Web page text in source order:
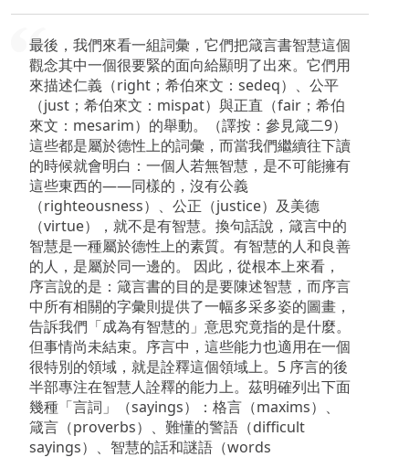
最後，我們來看一組詞彙，它們把箴言書智慧這個
觀念其中一個很要緊的面向給顯明了出來。它們用
來描述仁義（right；希伯來文：sedeq）、公平
（just；希伯來文：mispat）與正直（fair；希伯
來文：mesarim）的舉動。（譯按：參見箴二9）
這些都是屬於德性上的詞彙，而當我們繼續往下讀
的時候就會明白：一個人若無智慧，是不可能擁有
這些東西的——同樣的，沒有公義
（righteousness）、公正（justice）及美德
（virtue），就不是有智慧。換句話說，箴言中的
智慧是一種屬於德性上的素質。有智慧的人和良善
的人，是屬於同一邊的。 因此，從根本上來看，
序言說的是：箴言書的目的是要陳述智慧，而序言
中所有相關的字彙則提供了一幅多采多姿的圖畫，
告訴我們「成為有智慧的」意思究竟指的是什麼。
但事情尚未結束。序言中，這些能力也適用在一個
很特別的領域，就是詮釋這個領域上。5 序言的後
半部專注在智慧人詮釋的能力上。茲明確列出下面
幾種「言詞」（sayings）：格言（maxims）、
箴言（proverbs）、難懂的警語（difficult
sayings）、智慧的話和謎語（words